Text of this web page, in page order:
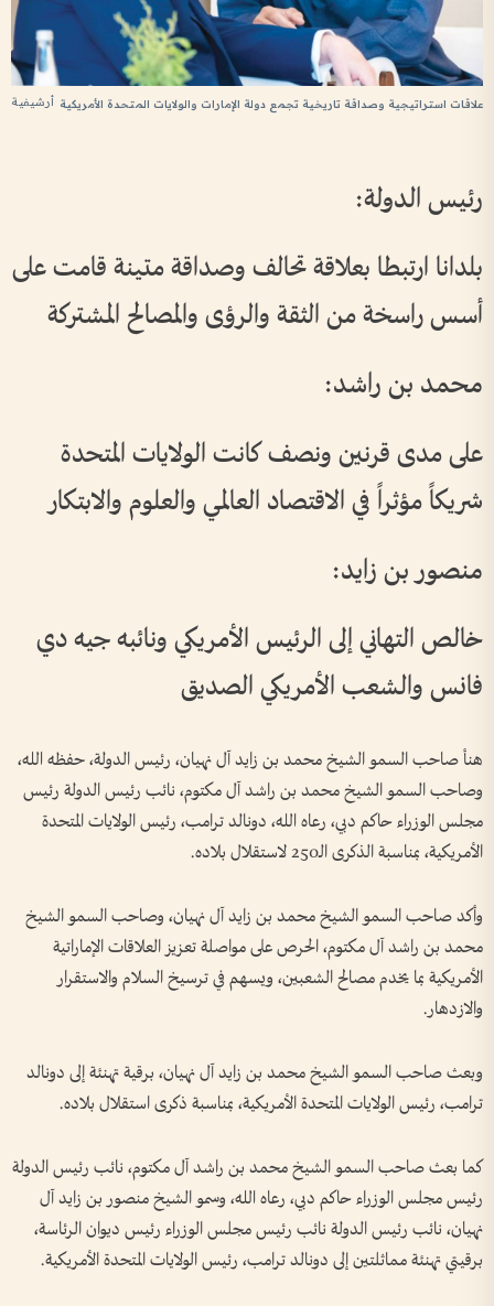
أرشيفية علاقات استراتيجية وصداقة تاريخية تجمع دولة الإمارات والولايات المتحدة الأمريكية
رئيس الدولة:
بلدانا ارتبطا بعلاقة تحالف وصداقة متينة قامت على
أسس راسخة من الثقة والرؤى والمصالح المشتركة
محمد بن راشد:
على مدى قرنين ونصف كانت الولايات المتحدة
شريكاً مؤثراً في الاقتصاد العالمي والعلوم والابتكار
منصور بن زايد:
خالص التهاني إلى الرئيس الأمريكي ونائبه جيه دي
فانس والشعب الأمريكي الصديق
هنأ صاحب السمو الشيخ محمد بن زايد آل نهيان، رئيس الدولة، حفظه الله،
وصاحب السمو الشيخ محمد بن راشد آل مكتوم، نائب رئيس الدولة رئيس
مجلس الوزراء حاكم دبي، رعاه الله، دونالد ترامب، رئيس الولايات المتحدة
الأمريكية، بمناسبة الذكرى الـ250 لاستقلال بلاده.
وأكد صاحب السمو الشيخ محمد بن زايد آل نهيان، وصاحب السمو الشيخ
محمد بن راشد آل مكتوم، الحرص على مواصلة تعزيز العلاقات الإماراتية
الأمريكية بما يخدم مصالح الشعبين، ويسهم في ترسيخ السلام والاستقرار
والازدهار.
وبعث صاحب السمو الشيخ محمد بن زايد آل نهيان، برقية تهنئة إلى دونالد
ترامب، رئيس الولايات المتحدة الأمريكية، بمناسبة ذكرى استقلال بلاده.
كما بعث صاحب السمو الشيخ محمد بن راشد آل مكتوم، نائب رئيس الدولة
رئيس مجلس الوزراء حاكم دبي، رعاه الله، وسمو الشيخ منصور بن زايد آل
نهيان، نائب رئيس الدولة نائب رئيس مجلس الوزراء رئيس ديوان الرئاسة،
برقيتي تهنئة مماثلتين إلى دونالد ترامب، رئيس الولايات المتحدة الأمريكية.